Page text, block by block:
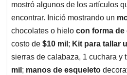
mostró algunos de los artículos
encontrar. Inició mostrando un
chocolates o hielo con forma de
costo de $10 mil ; Kit para tallar
sierras de calabaza, 1 cuchara y
mil ; manos de esqueleto